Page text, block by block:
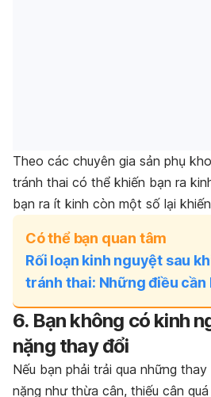
Theo các chuyên gia sản phụ
tránh thai có thể khiến bạn ra
bạn ra ít kinh còn một số lại
Có thể bạn quan tâm
Rối loạn kinh nguyệt sau
tránh thai: Những điều cần
6. Bạn không có kinh
nặng thay đổi
Nếu bạn phải trải qua những
nặng như thừa cân, thiếu cân